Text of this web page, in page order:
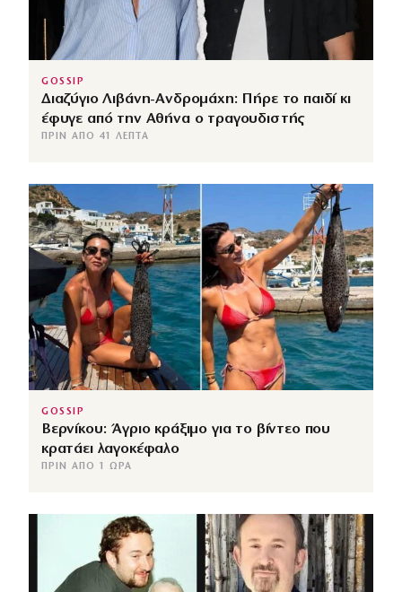
GOSSIP
Διαζύγιο Λιβάνη-Ανδρομάχη: Πήρε το παιδί κι
έφυγε από την Αθήνα ο τραγουδιστής
ΠΡΙΝ ΑΠΌ 41 ΛΕΠΤΆ
GOSSIP
Βερνίκου: Άγριο κράξιμο για το βίντεο που
κρατάει λαγοκέφαλο
ΠΡΙΝ ΑΠΌ 1 ΏΡΑ